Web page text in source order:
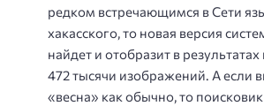
редком встречающимся в Сети
хакасского, то новая версия
найдет и отобразит в
472 тысячи изображений. А если
«весна» как обычно, то